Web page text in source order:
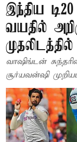
இந்திய
வயதில்
வாஷிங்டன்
சூர்யவன்ஷி